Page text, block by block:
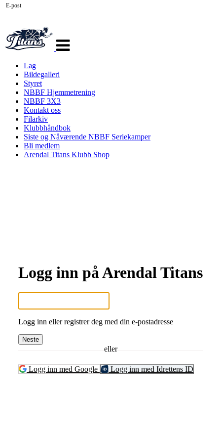
navigasjon
Lag
Bildegalleri
Styret
NBBF Hjemmetrening
NBBF 3X3
Kontakt oss
Filarkiv
Klubbhåndbok
Siste og Nåværende NBBF Seriekamper
Bli medlem
Arendal Titans Klubb Shop
Logg inn på Arendal Titans
E-post
Logg inn eller registrer deg med din e-postadresse
Neste
eller
Logg inn med Google Logg inn med Idrettens ID